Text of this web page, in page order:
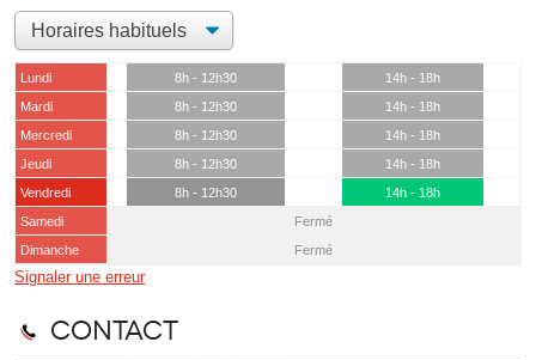
Lundi 8h - 12h30
14h - 18h
Mardi
8h - 12h30
14h - 18h
Mercredi
8h - 12h30
14h - 18h
Jeudi
8h - 12h30
14h - 18h
Vendredi
8h - 12h30
14h - 18h
Samedi
Fermé
Dimanche
Fermé
Signaler une erreur
Contact